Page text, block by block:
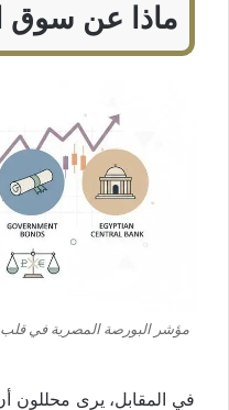
ماذا عن سوق
مؤشر البورصة المصرية في قلب
في المقابل، يرى محللون